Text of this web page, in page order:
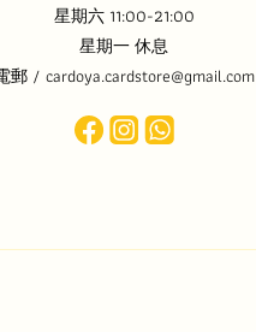
星期六 11:00-21:00
星期一 休息
郵 / cardoya.cardstore@gmail.com